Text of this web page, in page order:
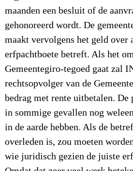
maanden een besluit of de
gehonoreerd wordt. De
maakt vervolgens het geld over
erfpachtboete betreft. Als het
Gemeentegiro-tegoed gaat zal
rechtsopvolger van de
bedrag met rente uitbetalen. De
in sommige gevallen nog
in de aarde hebben. Als de
overleden is, zou moeten
wie juridisch gezien de juiste